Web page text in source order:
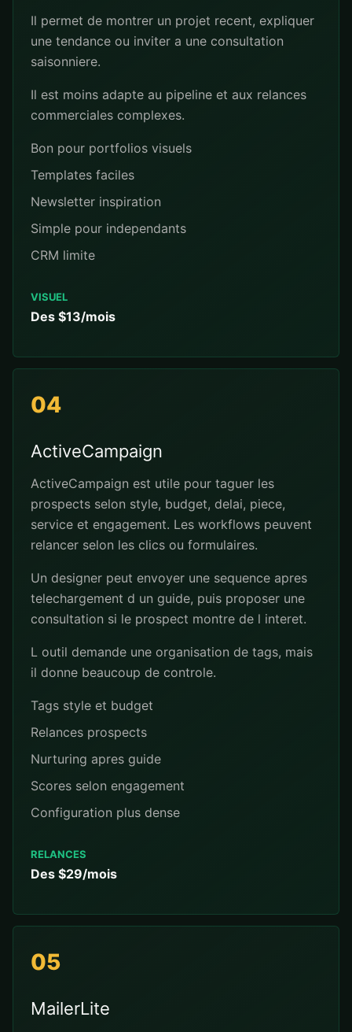
Il permet de montrer un projet recent, expliquer
une tendance ou inviter a une consultation
saisonniere.
Il est moins adapte au pipeline et aux relances
commerciales complexes.
Bon pour portfolios visuels
Templates faciles
Newsletter inspiration
Simple pour independants
CRM limite
VISUEL
Des $13/mois
04
ActiveCampaign
ActiveCampaign est utile pour taguer les
prospects selon style, budget, delai, piece,
service et engagement. Les workflows peuvent
relancer selon les clics ou formulaires.
Un designer peut envoyer une sequence apres
telechargement d un guide, puis proposer une
consultation si le prospect montre de l interet.
L outil demande une organisation de tags, mais
il donne beaucoup de controle.
Tags style et budget
Relances prospects
Nurturing apres guide
Scores selon engagement
Configuration plus dense
RELANCES
Des $29/mois
05
MailerLite